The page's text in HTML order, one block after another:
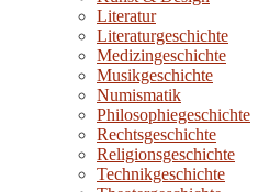
Literatur
Literaturgeschichte
Medizingeschichte
Musikgeschichte
Numismatik
Philosophiegeschichte
Rechtsgeschichte
Religionsgeschichte
Technikgeschichte